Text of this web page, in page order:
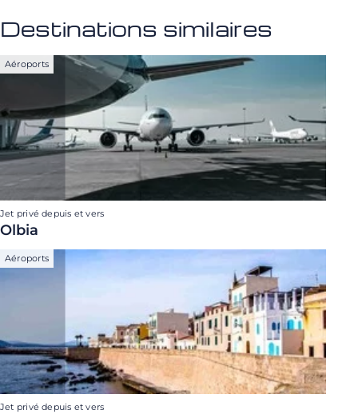
Destinations similaires
Aéroports
Jet privé depuis et vers
Olbia
Aéroports
Jet privé depuis et vers